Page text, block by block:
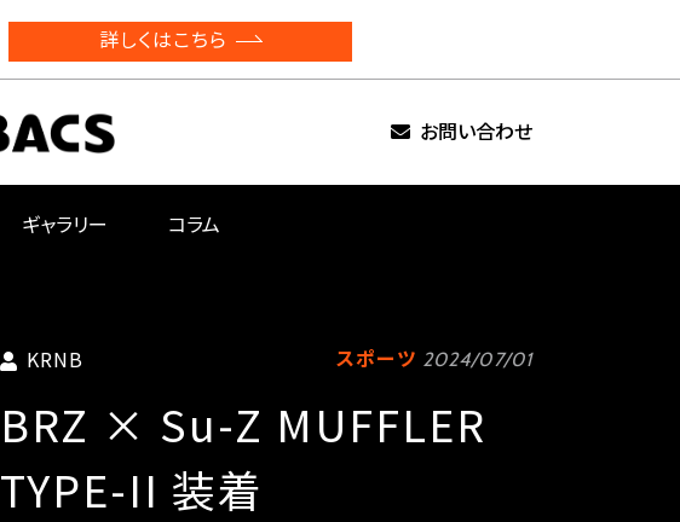
詳しくはこちら
お問い合わせ
ギャラリー コラム
KRNB スポーツ 2024/07/01
BRZ × Su-Z MUFFLER
TYPE-II 装着